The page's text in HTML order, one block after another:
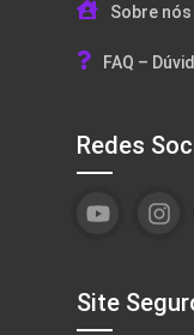
Sobre nós
FAQ –
Redes
Site